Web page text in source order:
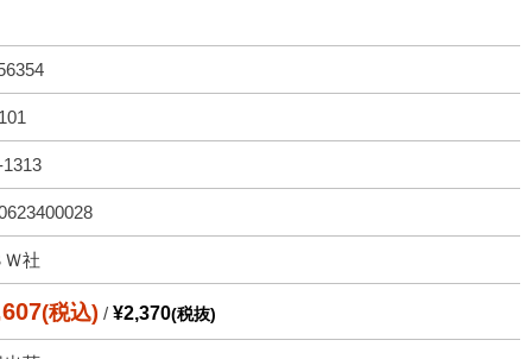
Ｗ社
(税込) / ¥2,370(税抜)